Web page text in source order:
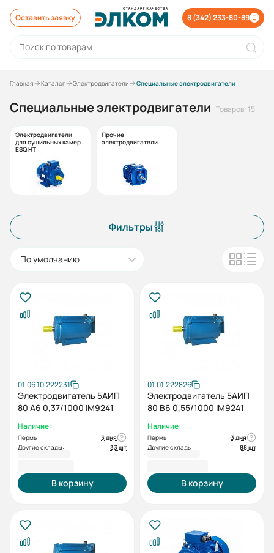
Оставить заявку 8 (342) 233-80-89
Главная Каталог Электродвигатели Специальные электродвигатели
Специальные электродвигатели Товаров: 15
Электродвигатели
для сушильных камер
ESQ HT
Прочие
электродвигатели
Фильтры
По умолчанию
01.06.10.222231
Электродвигатель 5АИП
80 А6 0,37/1000 IM9241
Наличие:
Пермь:
3 дня
Другие склады:
33 шт
В корзину
01.01.222826
Электродвигатель 5АИП
80 В6 0,55/1000 IM9241
Наличие:
Пермь:
3 дня
Другие склады:
88 шт
В корзину